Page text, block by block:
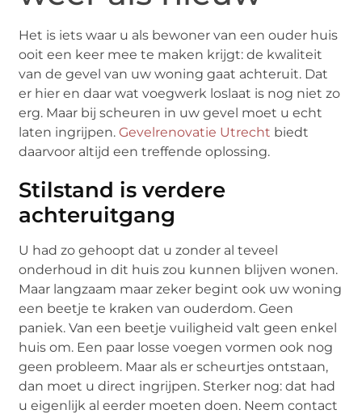
Het is iets waar u als bewoner van een ouder huis
ooit een keer mee te maken krijgt: de kwaliteit
van de gevel van uw woning gaat achteruit. Dat
er hier en daar wat voegwerk loslaat is nog niet zo
erg. Maar bij scheuren in uw gevel moet u echt
laten ingrijpen.Gevelrenovatie Utrecht biedt
daarvoor altijd een treffende oplossing.
Stilstand is verdere
achteruitgang
U had zo gehoopt dat u zonder al teveel
onderhoud in dit huis zou kunnen blijven wonen.
Maar langzaam maar zeker begint ook uw woning
een beetje te kraken van ouderdom. Geen
paniek. Van een beetje vuiligheid valt geen enkel
huis om. Een paar losse voegen vormen ook nog
geen probleem. Maar als er scheurtjes ontstaan,
dan moet u direct ingrijpen. Sterker nog: dat had
u eigenlijk al eerder moeten doen. Neem contact